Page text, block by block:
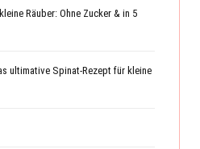
Räuber: Ohne Zucker & in 5
ultimative Spinat-Rezept für kleine